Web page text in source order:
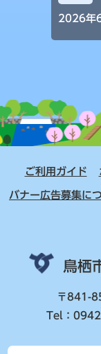
2026年
ご利用ガイド
バナー広告募集に
鳥栖
〒841-
Tel：